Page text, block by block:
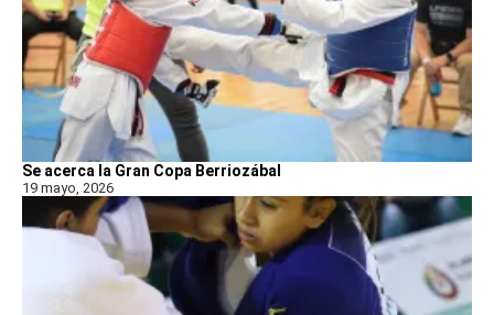
Se acerca la Gran Copa Berriozábal
19 mayo, 2026